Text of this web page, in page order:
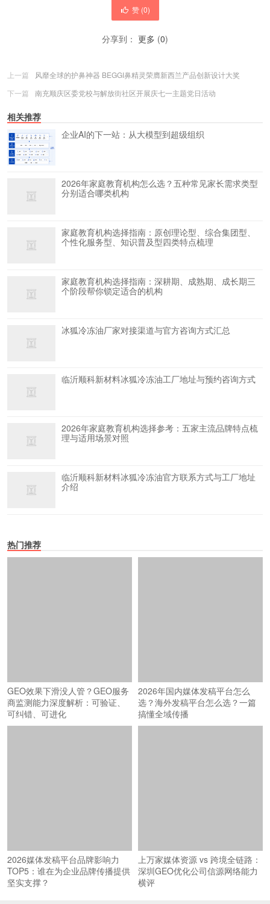
赞 (0)
分享到： 更多 (0)
上一篇
风靡全球的护鼻神器 BEGGI鼻精灵荣膺新西兰产品创新设计大奖
下一篇
南充顺庆区委党校与解放街社区开展庆七一主题党日活动
相关推荐
企业AI的下一站：从大模型到超级组织
2026年家庭教育机构怎么选？五种常见家长需求类型
分别适合哪类机构
家庭教育机构选择指南：原创理论型、综合集团型、
个性化服务型、知识普及型四类特点梳理
家庭教育机构选择指南：深耕期、成熟期、成长期三
个阶段帮你锁定适合的机构
冰狐冷冻油厂家对接渠道与官方咨询方式汇总
临沂顺科新材料冰狐冷冻油工厂地址与预约咨询方式
2026年家庭教育机构选择参考：五家主流品牌特点梳
理与适用场景对照
临沂顺科新材料冰狐冷冻油官方联系方式与工厂地址
介绍
热门推荐
2026年国内媒体发稿平台怎么
选？海外发稿平台怎么选？一篇
搞懂全域传播
2026媒体发稿平台品牌影响力
TOP5：谁在为企业品牌传播提供
坚实支撑？
上万家媒体资源 vs 跨境全链路：
深圳GEO优化公司信源网络能力
横评